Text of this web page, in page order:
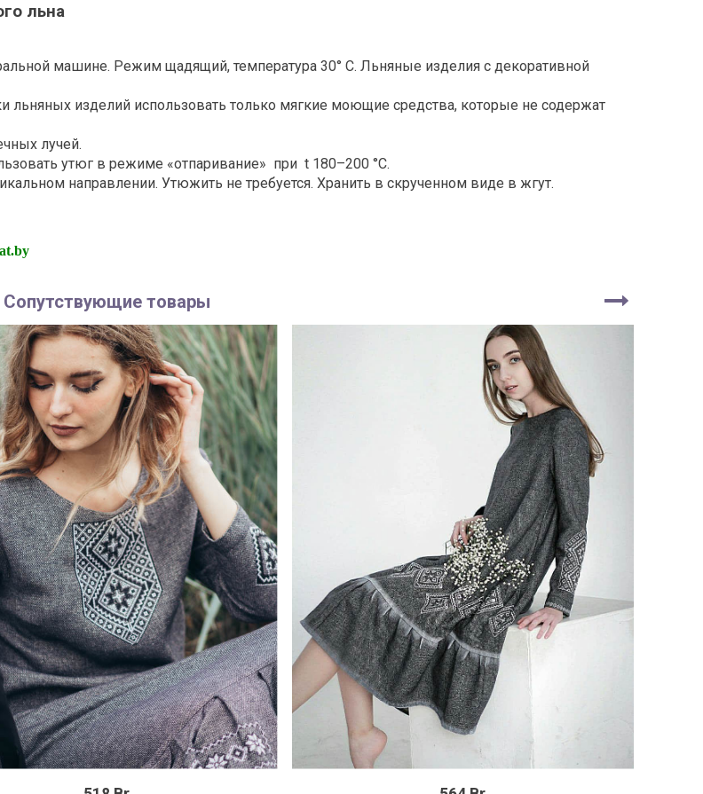
льна
машине. Режим щадящий, температура 30° С. Льняные изделия с декоративной
льняных изделий использовать только мягкие моющие средства, которые не содержат
лучей.
утюг в режиме «отпаривание» при t 180–200 °С.
направлении. Утюжить не требуется. Хранить в скрученном виде в жгут.
Сопутствующие товары